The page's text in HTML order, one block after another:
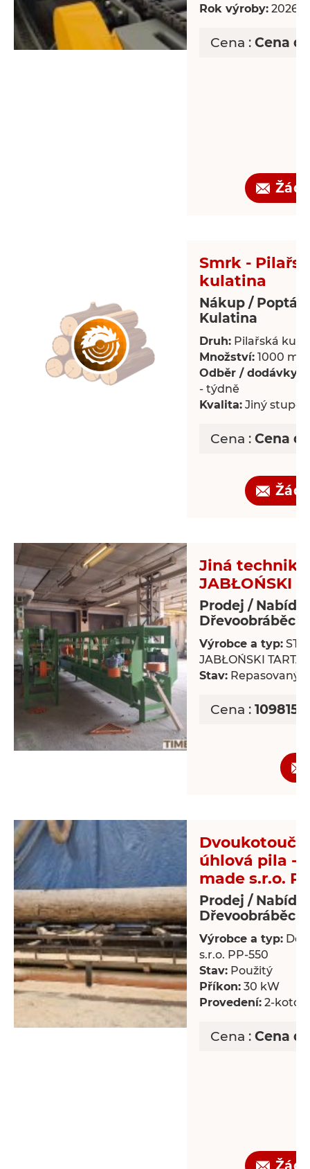
Rok výroby: 2026
Cena : Cena
Smrk -
kulatina
Nákup /
Kulatina
Druh: Pilařská
Množství: 1000 m³
Odběr / dodávky:
- týdně
Kvalita: Jiný
Cena : Cena
Jiná technika
JABŁOŃSKI
Prodej /
Dřevoobráběcí
Výrobce a typ:
JABŁOŃSKI
Stav: Repasovaný
Cena :
úhlová pila -
made s.r.o.
Prodej /
Dřevoobráběcí
Výrobce a typ:
s.r.o. PP-550
Stav: Použitý
Příkon: 30 kW
Provedení: 2-
Cena : Cena